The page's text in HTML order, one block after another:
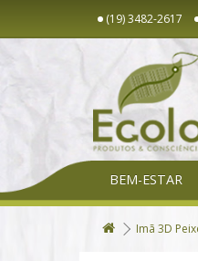
(19) 3482-2617
BEM-ESTAR
Imã 3D